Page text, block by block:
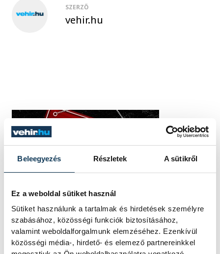
Beleegyezés Részletek A sütikről
Ez a weboldal sütiket használ
Sütiket használunk a tartalmak és hirdetések személyre
szabásához, közösségi funkciók biztosításához,
valamint weboldalforgalmunk elemzéséhez. Ezenkívül
közösségi média-, hirdető- és elemező partnereinkkel
SZERZŐ
vehir.hu